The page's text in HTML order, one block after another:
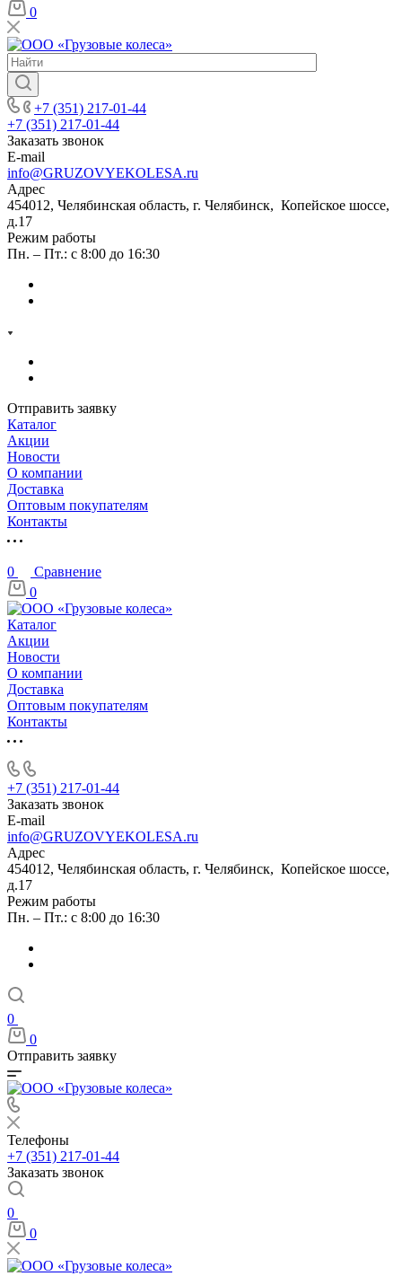
0
+7 (351) 217-01-44
+7 (351) 217-01-44
Заказать звонок
E-mail
info@GRUZOVYEKOLESA.ru
Адрес
454012, Челябинская область, г. Челябинск, Копейское шоссе,
д.17
Режим работы
Пн. – Пт.: с 8:00 до 16:30
Отправить заявку
Каталог
Акции
Новости
О компании
Доставка
Оптовым покупателям
Контакты
0
Сравнение
0
Каталог
Акции
Новости
О компании
Доставка
Оптовым покупателям
Контакты
+7 (351) 217-01-44
Заказать звонок
E-mail
info@GRUZOVYEKOLESA.ru
Адрес
454012, Челябинская область, г. Челябинск, Копейское шоссе,
д.17
Режим работы
Пн. – Пт.: с 8:00 до 16:30
0
0
Отправить заявку
Телефоны
+7 (351) 217-01-44
Заказать звонок
0
0